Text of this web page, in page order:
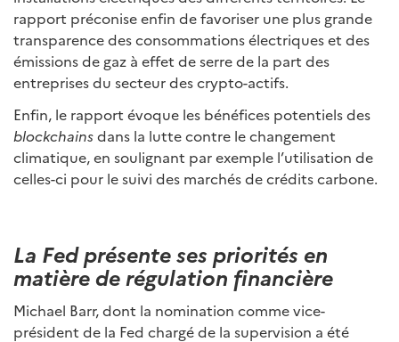
rapport préconise enfin de favoriser une plus grande
transparence des consommations électriques et des
émissions de gaz à effet de serre de la part des
entreprises du secteur des crypto-actifs.
Enfin, le rapport évoque les bénéfices potentiels des
blockchainsdans la lutte contre le changement
climatique, en soulignant par exemple l’utilisation de
celles-ci pour le suivi des marchés de crédits carbone.
La Fed présente ses priorités en
matière de régulation financière
Michael Barr, dont la nomination comme vice-
président de la Fed chargé de la supervision a été